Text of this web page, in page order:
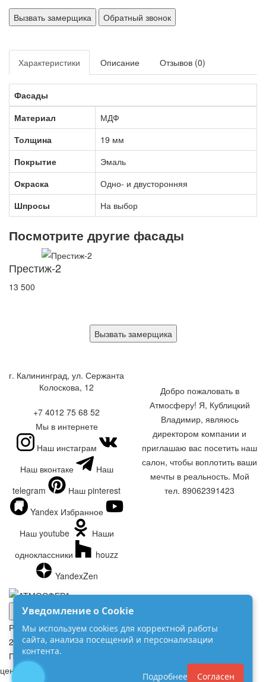
Вызвать замерщика
Обратный звонок
Характеристики Описание Отзывов (0)
Фасады
Материал
МДФ
Толщина
19 мм
Покрытие
Эмаль
Окраска
Одно- и двусторонняя
Шпросы
На выбор
Посмотрите другие фасады
Престиж-2
13 500
Вызвать замерщика
г. Калининград, ул. Сержанта
Колоскова, 12
+7 4012 75 68 52
Мы в интернете
Наш инстаграм
Наш вконтаке
Наш
telegram
Наш pinterest
Yandex Избранное
Наш youtube
Наши
одноклассники
houzz
YandexZen
Добро пожаловать в
Атмосферу! Я, Кублицкий
Владимир, являюсь
директором компании и
приглашаю вас посетить наш
салон, чтобы воплотить ваши
мечты в реальность. Мой
тел. 89062391423
ОБРАТНЫЙ ЗВОНОК
ЗАПИСАТЬСЯ В САЛОН
РАССЧИТАТЬ СТОИМОСТЬ
2000-2026 АТМОСФЕРА
Политика конфиденциальности
цены
Уведомление о Cookie
Мы используем cookies для корректной работы
сайта, анализа посещений и персонализации
контента.
Подробнее Согласен